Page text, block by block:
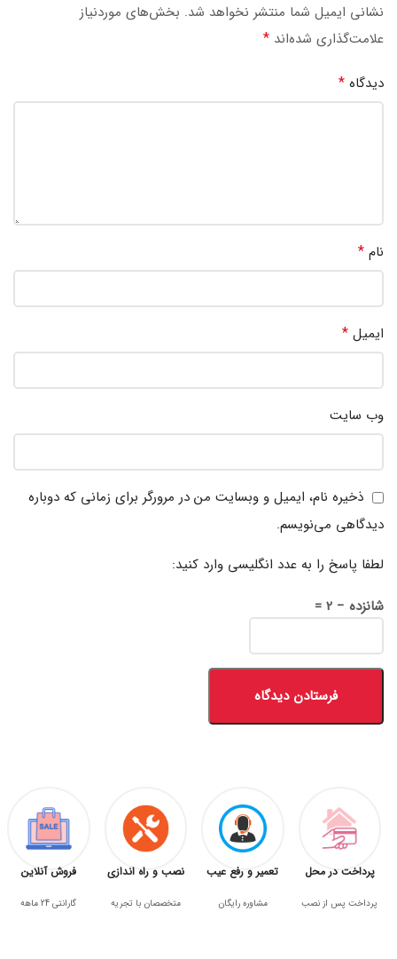
نشانی ایمیل شما منتشر نخواهد شد. بخش‌های موردنیاز
علامت‌گذاری شده‌اند *
دیدگاه *
نام *
ایمیل *
وب‌ سایت
ذخیره نام، ایمیل و وبسایت من در مرورگر برای زمانی که دوباره
دیدگاهی می‌نویسم.
لطفا پاسخ را به عدد انگلیسی وارد کنید:
شانزده − 2 =
پرداخت در محل
پرداخت پس از نصب
تعمیر و رفع عیب
مشاوره رایگان
نصب و راه اندازی
متخصصان با تجریه
فروش آنلاین
گارانتی 24 ماهه